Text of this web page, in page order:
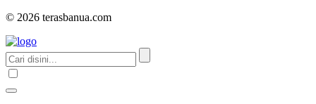
© 2026 terasbanua.com